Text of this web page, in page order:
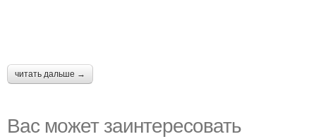
читать дальше →
Вас может заинтересовать